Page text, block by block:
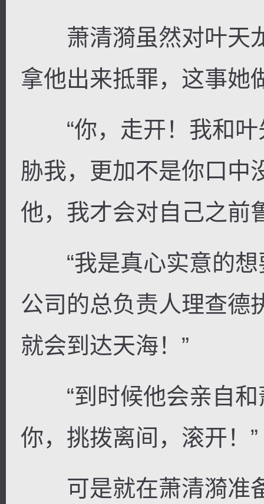
萧清漪虽然对叶天
拿他出来抵罪，这事她
“你，走开！我和叶
胁我，更加不是你口中
他，我才会对自己之前
“我是真心实意的想
公司的总负责人理查德
就会到达天海！”
“到时候他会亲自和
你，挑拨离间，滚开！”
可是就在萧清漪准